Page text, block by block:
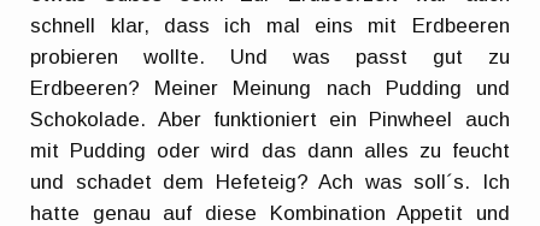
schnell klar, dass ich mal eins mit Erdbeeren
probieren wollte. Und was passt gut zu
Erdbeeren? Meiner Meinung nach Pudding und
Schokolade. Aber funktioniert ein Pinwheel auch
mit Pudding oder wird das dann alles zu feucht
und schadet dem Hefeteig? Ach was soll´s. Ich
hatte genau auf diese Kombination Appetit und